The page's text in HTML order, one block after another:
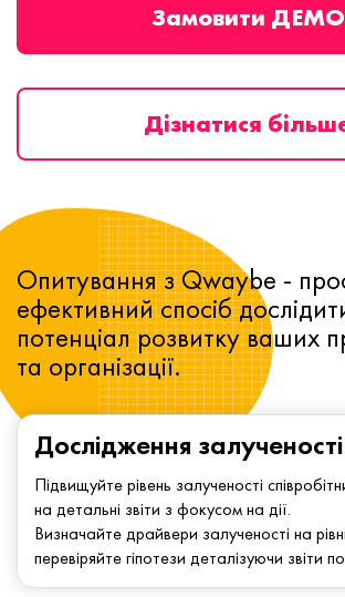
Замовити ДЕМО
Дізнатися
Дослідження залученості
Підвищуйте рівень залученості
на детальні звіти з фокусом на дії.
Визначайте драйвери залученості на
перевіряйте гіпотези деталізуючи звіти
Опитування з Qwaybe -
ефективний спосіб
потенціал розвитку ваших
та організації.